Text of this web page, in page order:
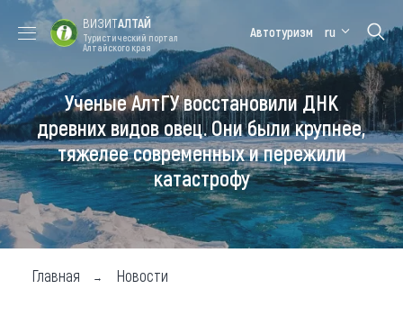
Форум VISIT
ALTAI
Цветение
маральника
Медицинский
форум
Алтайская
зимовка
Туры
Где побывать
Чем заняться
Где остановиться
ВИЗИТАЛТАЙ
Туристический портал
Алтайского края
Автотуризм ru
Ученые АлтГУ восстановили ДНК
древних видов овец. Они были крупнее,
тяжелее современных и пережили
катастрофу
Главная Новости